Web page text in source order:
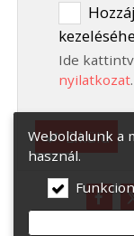
Ide
nyilatkozat.
Elküld
Weboldalunk a
használ.